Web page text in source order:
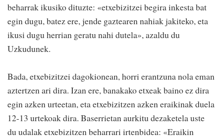
beharrak ikusiko dituzte: «etxebizitzei begira inkesta bat
egin dugu, batez ere, jende gaztearen nahiak jakiteko, eta
ikusi dugu herrian geratu nahi dutela», azaldu du
Uzkudunek.
Bada, etxebizitzei dagokionean, horri erantzuna nola eman
aztertzen ari dira. Izan ere, banakako etxeak baino ez dira
egin azken urteetan, eta etxebizitzen azken eraikinak duela
12-13 urtekoak dira. Baserrietan aurkitu dezaketela uste
du udalak etxebizitzen beharrari irtenbidea: «Eraikin